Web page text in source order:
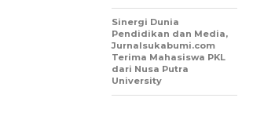
Sinergi Dunia
Pendidikan dan Media,
Jurnalsukabumi.com
Terima Mahasiswa PKL
dari Nusa Putra
University